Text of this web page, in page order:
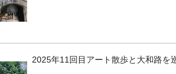
2025年11回目アート散歩と大和路を